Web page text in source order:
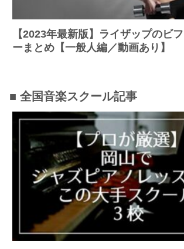
【2023年最新版】ライザップのビ
ーまとめ【一般人編／動画あり】
■ 全国音楽スクール記事